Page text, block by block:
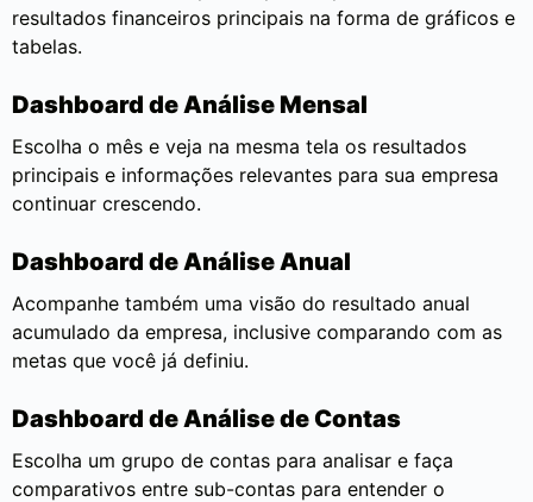
resultados financeiros principais na forma de gráficos e
tabelas.
Dashboard de Análise Mensal
Escolha o mês e veja na mesma tela os resultados
principais e informações relevantes para sua empresa
continuar crescendo.
Dashboard de Análise Anual
Acompanhe também uma visão do resultado anual
acumulado da empresa, inclusive comparando com as
metas que você já definiu.
Dashboard de Análise de Contas
Escolha um grupo de contas para analisar e faça
comparativos entre sub-contas para entender o